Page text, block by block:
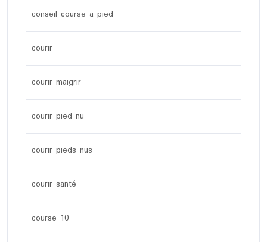
conseil course a pied
courir
courir maigrir
courir pied nu
courir pieds nus
courir santé
course 10